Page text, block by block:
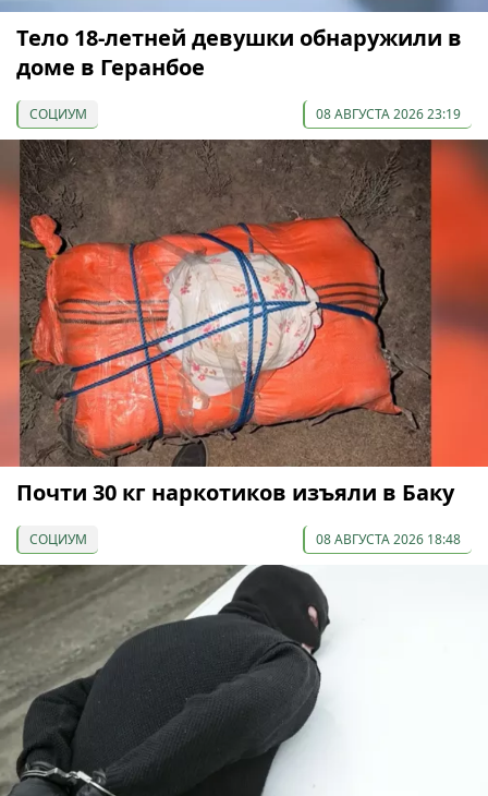
Тело 18-летней девушки обнаружили в
доме в Геранбое
СОЦИУМ 08 АВГУСТА 2026 23:19
Почти 30 кг наркотиков изъяли в Баку
СОЦИУМ 08 АВГУСТА 2026 18:48